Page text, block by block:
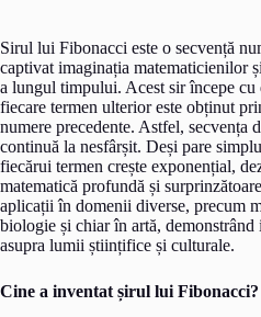
Sirul lui Fibonacci este o secvență
captivat imaginația matematicienilor
a lungul timpului. Acest sir începe cu
fiecare termen ulterior este obținut
numere precedente. Astfel,
continuă la nesfârșit. Deși pare
fiecărui termen crește exponențial,
matematică profundă și
aplicații în domenii diverse, precum
biologie și chiar în artă, demonstrând
asupra lumii științifice și culturale.
Cine a inventat șirul lui Fibonacci?